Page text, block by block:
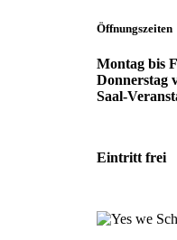
Öffnungszeiten
Montag bis
Donnerstag
Saal-
Eintritt frei